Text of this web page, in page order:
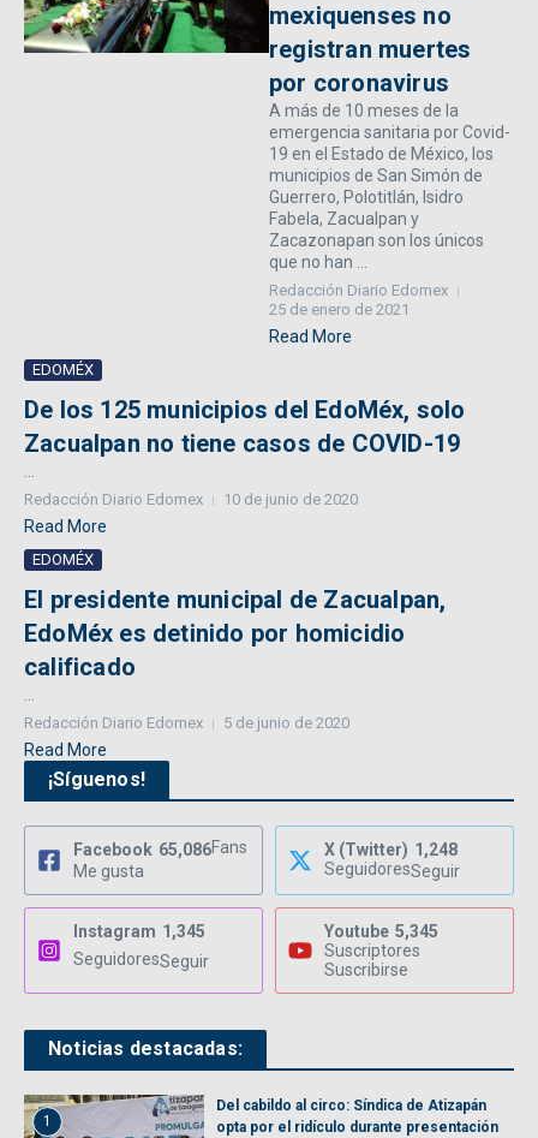
mexiquenses no
registran muertes
por coronavirus
A más de 10 meses de la
emergencia sanitaria por Covid-
19 en el Estado de México, los
municipios de San Simón de
Guerrero, Polotitlán, Isidro
Fabela, Zacualpan y
Zacazonapan son los únicos
que no han ...
Redacción Diario Edomex
25 de enero de 2021
Read More
EDOMÉX
De los 125 municipios del EdoMéx, solo
Zacualpan no tiene casos de COVID-19
...
Redacción Diario Edomex 10 de junio de 2020
Read More
EDOMÉX
El presidente municipal de Zacualpan,
EdoMéx es detinido por homicidio
calificado
...
Redacción Diario Edomex 5 de junio de 2020
Read More
¡Síguenos!
Facebook 65,086Fans
Me gusta
X (Twitter) 1,248
SeguidoresSeguir
Instagram 1,345
SeguidoresSeguir
Youtube 5,345
Suscriptores
Suscribirse
Noticias destacadas:
1
Del cabildo al circo: Síndica de Atizapán
opta por el ridículo durante presentación